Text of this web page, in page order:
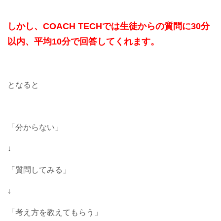
しかし、COACH TECHでは生徒からの質問に30分
以内、平均10分で回答してくれます。
となると
「分からない」
↓
「質問してみる」
↓
「考え方を教えてもらう」